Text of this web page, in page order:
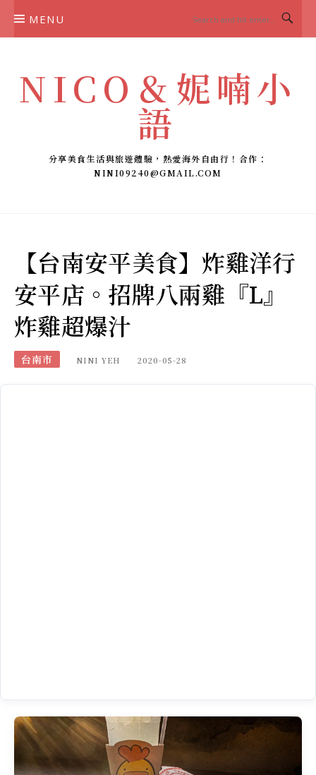
MENU
NICO＆妮喃小
語
分享美食生活與旅遊體驗，熱愛海外自由行！合作：
NINI09240@GMAIL.COM
【台南安平美食】炸雞洋行
安平店。招牌八兩雞『L』
炸雞超爆汁
台南市 NINI YEH 2020-05-28